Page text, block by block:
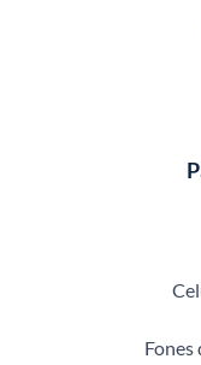
Fones